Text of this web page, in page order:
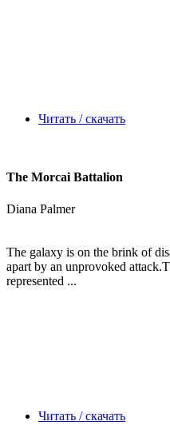
Читать / скачать
The Morcai Battalion
Diana Palmer
The galaxy is on the brink of
apart by an unprovoked
represented ...
Читать / скачать